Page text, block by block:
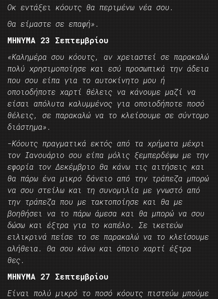
Οκ εντάξει κόουτς θα περιμένω νέα σου.
Θα είμαστε σε επαφή».
ΜΗΝΥΜΑ 23 Σεπτεμβρίου
«Καλημέρα σου κόουτς, αν χρειαστεί σε παρακαλώ
πολύ χρησιμοποίησε και εσύ προσωπικά την άδεια
που σου είπα για το αυτοκίνητο μου ή
οποιοδήποτε χαρτί θέλεις να κάνουμε μαζί να
είσαι απόλυτα καλυμμένος για οποιοδήποτε ποσό
θέλεις, σε παρακαλώ να το κλείσουμε σε σύντομο
διάστημα».
-Κόουτς πραγματικά εκτός από τα χρήματα μέχρι
τον Ιανουάριο σου είπα μόλις ξεμπερδέψω με την
εφορία τον Δεκέμβριο θα κάνω τις αιτήσεις και
θα πάρω ένα μικρό δάνειο από την τράπεζα μπορώ
να σου στείλω και τη συνομιλία με γνωστό από
την τράπεζα που με τακτοποίησε και θα με
βοηθήσει να το πάρω άμεσα και θα μπορώ να σου
δώσω και έξτρα για το καπέλο. Σε ικετεύω
ειλικρινά πείσε το σε παρακαλώ να το κλείσουμε
αλήθεια. Θα σου κάνω και όποιο χαρτί έξτρα
θες.
ΜΗΝΥΜΑ 27 Σεπτεμβρίου
Είναι πολύ μικρό το ποσό κόουτς πιστεύω μπούμε